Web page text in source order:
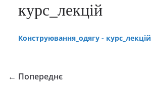
курс_лекцій
Конструювання_одягу - курс_лекцій
← Попереднє